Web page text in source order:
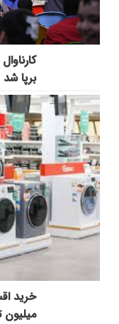
برپا شد
میلیون